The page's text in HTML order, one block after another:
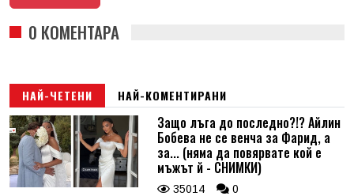
0 КОМЕНТАРА
НАЙ-ЧЕТЕНИ НАЙ-КОМЕНТИРАНИ
Защо лъга до последно?!? Айлин
Бобева не се венча за Фарид, а
за... (няма да повярвате кой е
мъжът й - СНИМКИ)
35014 0